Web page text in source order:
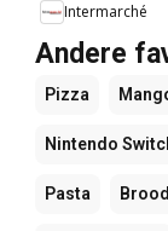
Intermarché
Andere
Pizza
Nintendo
Pasta